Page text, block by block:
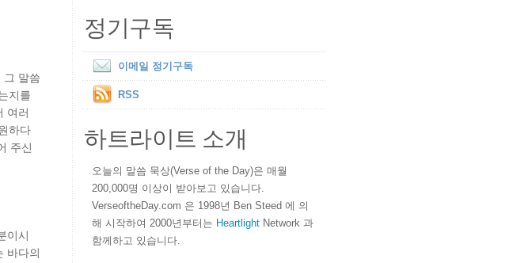
그 말씀
지를
여러
하다
주신
이시
바다의
정기구독
이메일 정기구독
RSS
하트라이트 소개
오늘의 말씀 묵상(Verse of the Day)은 매월
200,000명 이상이 받아보고 있습니다.
VerseoftheDay.com 은 1998년 Ben Steed 에 의
해 시작하여 2000년부터는 Heartlight Network 과
함께하고 있습니다.